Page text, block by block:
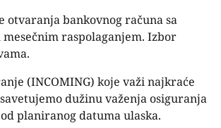
otvaranja bankovnog računa sa
raspolaganjem. Izbor
(INCOMING) koje važi najkraće
dužinu važenja osiguranja
planiranog datuma ulaska.